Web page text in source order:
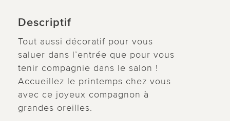
Descriptif
Tout aussi décoratif pour vous
saluer dans l’entrée que pour vous
tenir compagnie dans le salon !
Accueillez le printemps chez vous
avec ce joyeux compagnon à
grandes oreilles.